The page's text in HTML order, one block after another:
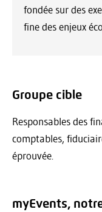
fondée sur des
fine des enjeux
Groupe cible
Responsables des
comptables,
éprouvée.
myEvents,